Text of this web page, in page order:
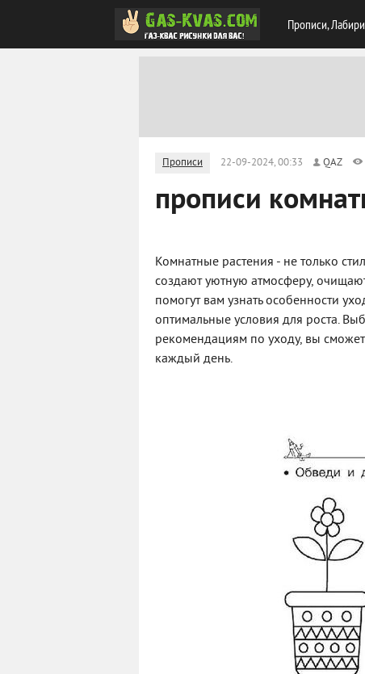
Прописи,
Прописи 22-09-2024, 00:33 QAZ
прописи
Комнатные растения - не только
создают уютную атмосферу,
помогут вам узнать особенности
оптимальные условия для роста.
рекомендациям по уходу, вы
каждый день.